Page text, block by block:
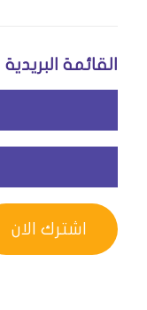
القائمة البريدية